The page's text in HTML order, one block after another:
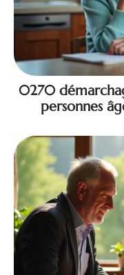
0270
personnes